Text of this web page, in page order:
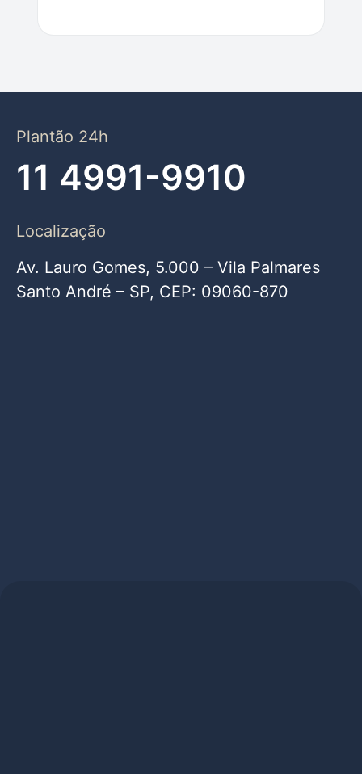
Plantão 24h
11 4991-9910
Localização
Av. Lauro Gomes, 5.000 – Vila Palmares
Santo André – SP, CEP: 09060-870